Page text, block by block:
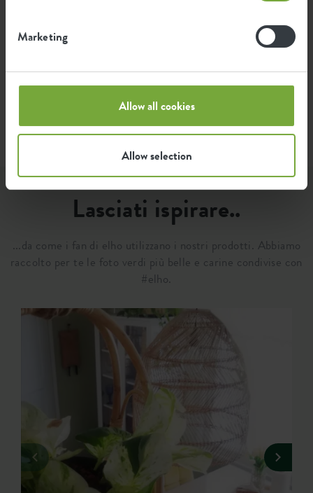
Marketing
Allow all cookies
Allow selection
L'emissione per prodotto si basa sull'emissione totale di
CO2 del gruppo elho. Per calcolare l'impronta per
peso di ciascun prodotto.
Lasciati ispirare..
...da come i fan di elho utilizzano i nostri prodotti. Abbiamo
raccolto per te le foto verdi più belle e carine condivise con
#elho.